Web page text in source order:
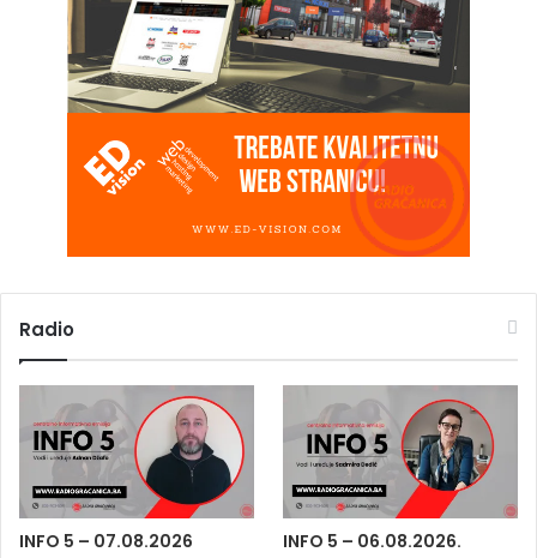
Radio
INFO 5 – 07.08.2026 INFO 5 – 06.08.2026.